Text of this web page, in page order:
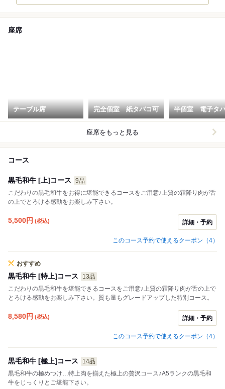
座席
テーブル席 完全個室 紙タバコ可 半個室 電子タ
座席をもっと見る
コース
黒毛和牛 [上]コース
9品
こだわりの黒毛和牛をお得に堪能できるコースをご用意♪上質の霜降り肉が舌
の上でとろける感動をお楽しみ下さい。
5,500円 (税込) 詳細・予約
このコース予約で使えるクーポン（4）
おすすめ
黒毛和牛 [特上]コース
13品
こだわりの黒毛和牛を堪能できるコースをご用意♪上質の霜降り肉が舌の上で
とろける感動をお楽しみ下さい。質も量もグレードアップした特別コース。
8,580円 (税込) 詳細・予約
このコース予約で使えるクーポン（4）
黒毛和牛 [極上]コース
14品
黒毛和牛の極めつけ…特上肉を揃えた極上の贅沢コース♪A5ランクの黒毛和
牛をじっくりとご堪能下さい。